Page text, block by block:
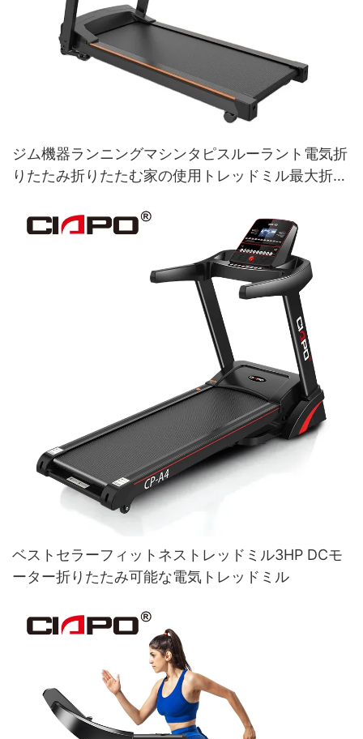
ジム機器ランニングマシンタピスルーラント電気折
りたたみ折りたたむ家の使用トレッドミル最大折り
ベストセラーフィットネストレッドミル3HP DCモ
ーター折りたたみ可能な電気トレッドミル